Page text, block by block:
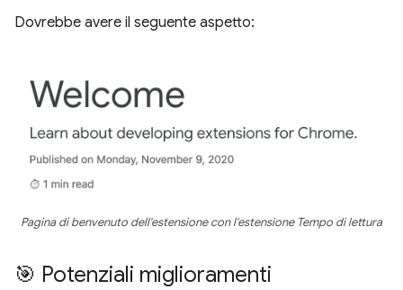
Dovrebbe avere il seguente aspetto:
Pagina di benvenuto dell'estensione con l'estensione Tempo di lettura
🎯 Potenziali miglioramenti